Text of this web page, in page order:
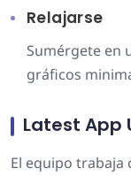
Relajarse
Sumérgete en
gráficos
Latest App
El equipo